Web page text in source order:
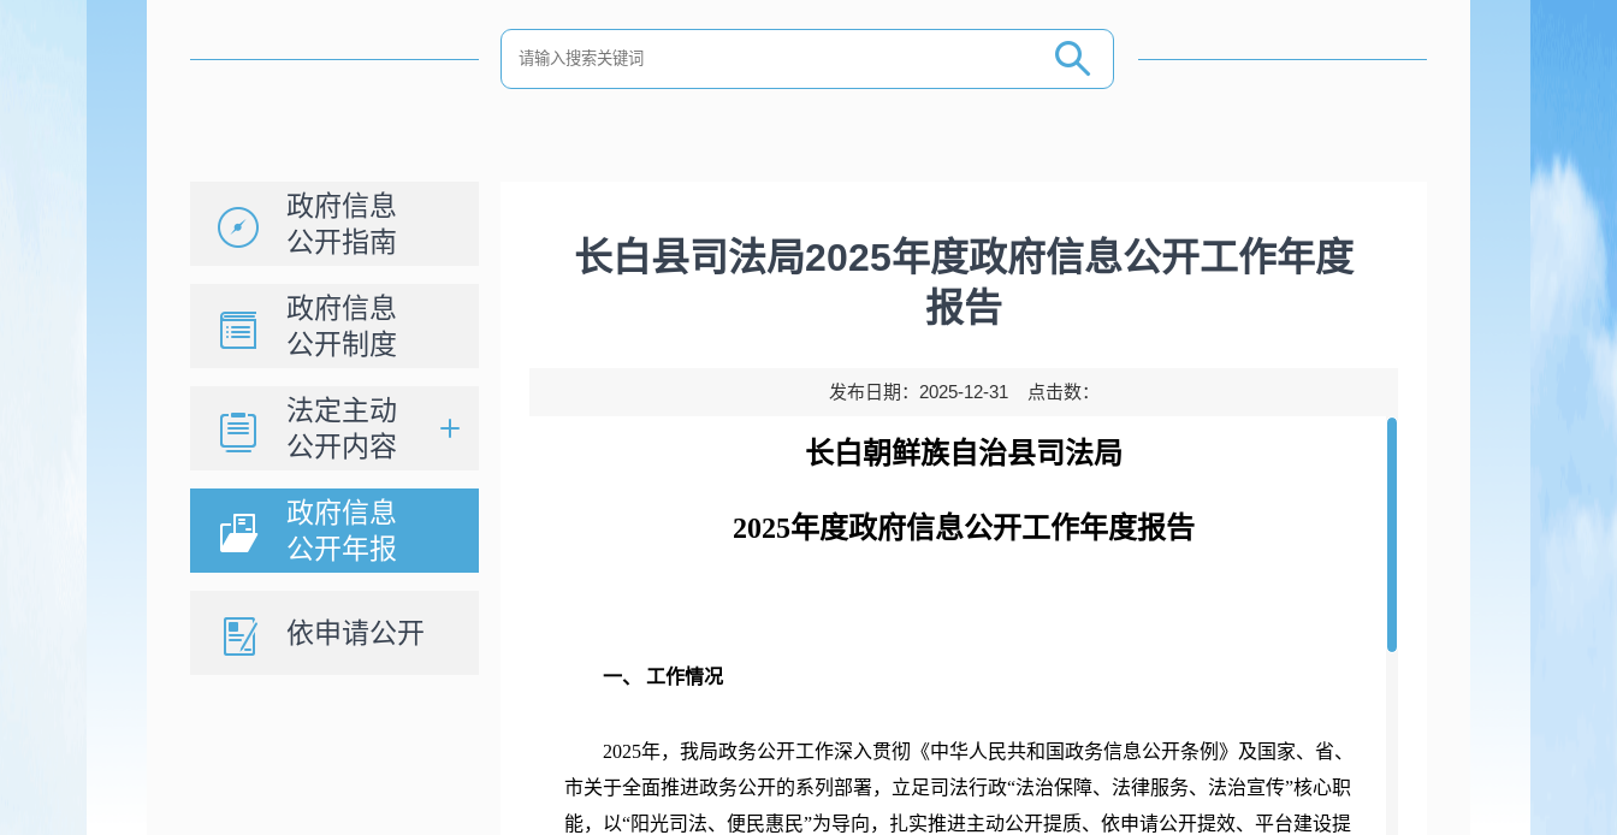
政府信息
公开指南
政府信息
公开制度
法定主动
公开内容
政府信息
公开年报
依申请公开
长白县司法局2025年度政府信息公开工作年度
报告
发布日期：2025-12-31 点击数：
长白朝鲜族自治县司法局
2025年度政府信息公开工作年度报告
一、 工作情况
2025年，我局政务公开工作深入贯彻《中华人民共和国政务信息公开条例》及国家、省、
市关于全面推进政务公开的系列部署，立足司法行政“法治保障、法律服务、法治宣传”核心职
能，以“阳光司法、便民惠民”为导向，扎实推进主动公开提质、依申请公开提效、平台建设提